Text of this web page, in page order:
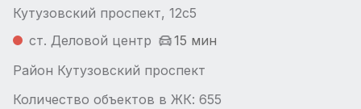
Кутузовский проспект, 12с5
ст. Деловой центр
15 мин
Район Кутузовский проспект
Количество объектов в ЖК: 655